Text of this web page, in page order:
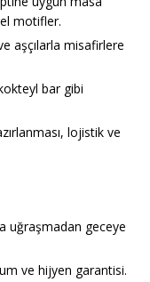
motifler.
aşçılarla misafirlere
bar gibi
lojistik ve
uğraşmadan geceye
ve hijyen garantisi.